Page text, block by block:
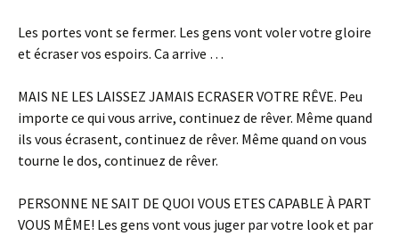
Les portes vont se fermer. Les gens vont voler votre gloire
et écraser vos espoirs. Ca arrive …
MAIS NE LES LAISSEZ JAMAIS ECRASER VOTRE RÊVE. Peu
importe ce qui vous arrive, continuez de rêver. Même quand
ils vous écrasent, continuez de rêver. Même quand on vous
tourne le dos, continuez de rêver.
PERSONNE NE SAIT DE QUOI VOUS ETES CAPABLE À PART
VOUS MÊME! Les gens vont vous juger par votre look et par